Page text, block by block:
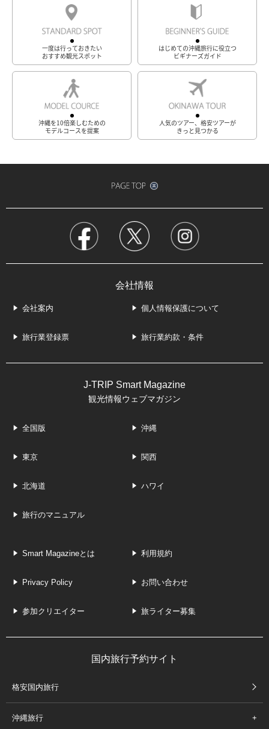
一度は行っておきたい
おすすめ観光スポット
はじめての沖縄旅行に役立つ
ビギナーズガイド
沖縄を10倍楽しむための
モデルコースを提案
人気のツアー、格安ツアーが
きっと見つかる
会社情報
会社案内 個人情報保護について
旅行業登録票 旅行業約款・条件
J-TRIP Smart Magazine
観光情報ウェブマガジン
全国版 沖縄
東京 関西
北海道 ハワイ
旅行のマニュアル
Smart Magazineとは 利用規約
Privacy Policy お問い合わせ
参加クリエイター 旅ライター募集
国内旅行予約サイト
格安国内旅行
沖縄旅行